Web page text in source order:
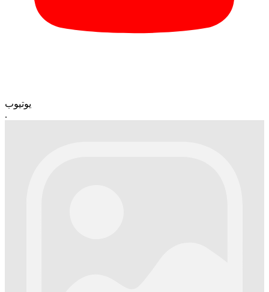
یوتیوب
.